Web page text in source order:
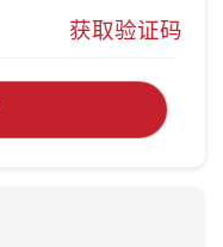
获取验证码